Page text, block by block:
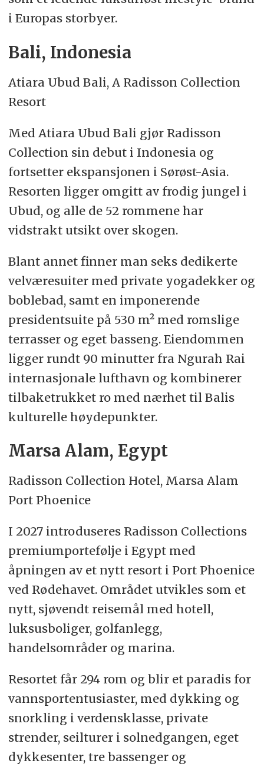
i Europas storbyer.
Bali, Indonesia
Atiara Ubud Bali, A Radisson Collection
Resort
Med Atiara Ubud Bali gjør Radisson
Collection sin debut i Indonesia og
fortsetter ekspansjonen i Sørøst-Asia.
Resorten ligger omgitt av frodig jungel i
Ubud, og alle de 52 rommene har
vidstrakt utsikt over skogen.
Blant annet finner man seks dedikerte
velværesuiter med private yogadekker og
boblebad, samt en imponerende
presidentsuite på 530 m² med romslige
terrasser og eget basseng. Eiendommen
ligger rundt 90 minutter fra Ngurah Rai
internasjonale lufthavn og kombinerer
tilbaketrukket ro med nærhet til Balis
kulturelle høydepunkter.
Marsa Alam, Egypt
Radisson Collection Hotel, Marsa Alam
Port Phoenice
I 2027 introduseres Radisson Collections
premiumportefølje i Egypt med
åpningen av et nytt resort i Port Phoenice
ved Rødehavet. Området utvikles som et
nytt, sjøvendt reisemål med hotell,
luksusboliger, golfanlegg,
handelsområder og marina.
Resortet får 294 rom og blir et paradis for
vannsportentusiaster, med dykking og
snorkling i verdensklasse, private
strender, seilturer i solnedgangen, eget
dykkesenter, tre bassenger og